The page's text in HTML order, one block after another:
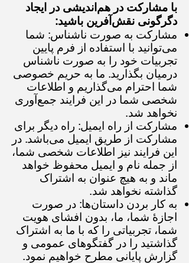
با مشارکت در هم‌اندیشی در ایجاد
دگرگونی نقش‌آفرین باشید:
مشارکت به صورت ناشناس: شما
می‌توانید با استفاده از فرم پایین
تجربیات خود را به صورت ناشناس
درمیان بگذارید. ما به حریم خصوصی
شما احترام می‌گذاریم و اطلاعات
شخصی شما در این فرایند جمع‌آوری
نخواهد شد.
مشارکت از راه ایمیل: راه دیگر برای
مشارکت از طریق ایمیل می‌باشد. در
این فرایند نیز اطلاعات شخصی شما،
از جمله نام و ایمیل محفوظ خواهد
ماند و به هیچ عنوان به اشتراک
گذاشته نخواهد شد.
به کار بردن داستان‌ها: در صورت
اجازهٔ شما، ما، بدون افشای هویت
شما، تجربیاتی را که با ما به اشتراک
گذاشتید را در گفتگوهای عمومی و
گزارش پایانی مطرح خواهیم نمود.